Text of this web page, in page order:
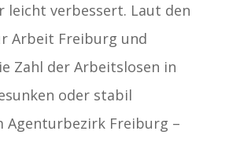
leicht verbessert. Laut den
Arbeit Freiburg und
Zahl der Arbeitslosen in
oder stabil
Agenturbezirk Freiburg –